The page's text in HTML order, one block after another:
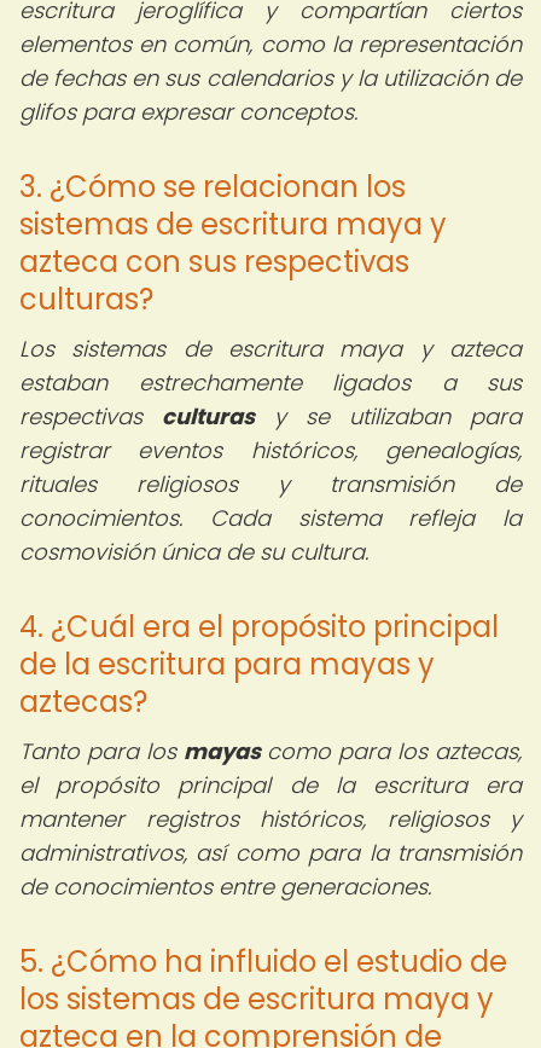
escritura jeroglífica y compartían ciertos
elementos en común, como la representación
de fechas en sus calendarios y la utilización de
glifos para expresar conceptos.
3. ¿Cómo se relacionan los
sistemas de escritura maya y
azteca con sus respectivas
culturas?
Los sistemas de escritura maya y azteca
estaban estrechamente ligados a sus
respectivas culturasy se utilizaban para
registrar eventos históricos, genealogías,
rituales religiosos y transmisión de
conocimientos. Cada sistema refleja la
cosmovisión única de su cultura.
4. ¿Cuál era el propósito principal
de la escritura para mayas y
aztecas?
Tanto para los mayascomo para los aztecas,
el propósito principal de la escritura era
mantener registros históricos, religiosos y
administrativos, así como para la transmisión
de conocimientos entre generaciones.
5. ¿Cómo ha influido el estudio de
los sistemas de escritura maya y
azteca en la comprensión de